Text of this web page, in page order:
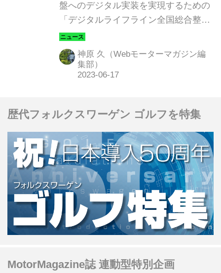
始。「はたらくクルマ」た
ちの革新は、もはや待った
なし！
盤へのデジタル実装を実現するための
「デジタルライフライン全国総合整備
計画の検討方針」を表明。その一環と
して、2024年度中に、新東名高速道路
の一部区間等で、深夜時間帯における
自動運転車用レーンを設置する構想を
とリアルが融合した地域生活圏の形
成」を目指すという。自動運転トラッ
クの運用実験の開始など、すべての動
きは加速しつつあるようだ。
神原 久（Webモーターマガジン編
集部）
歴代フォルクスワーゲン ゴルフを特集
MotorMagazine誌 連動型特別企画